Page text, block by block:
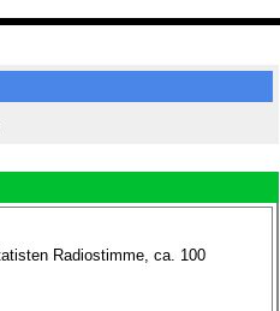
Radiostimme, ca. 100